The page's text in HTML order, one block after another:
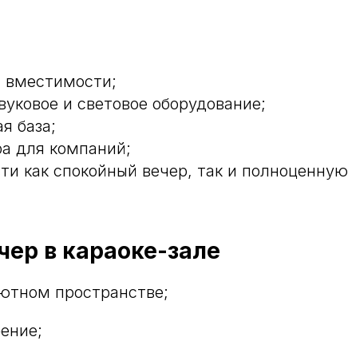
вместимости;
и световое оборудование;
база;
для компаний;
как спокойный вечер, так и полноценную
в караоке-зале
пространстве;